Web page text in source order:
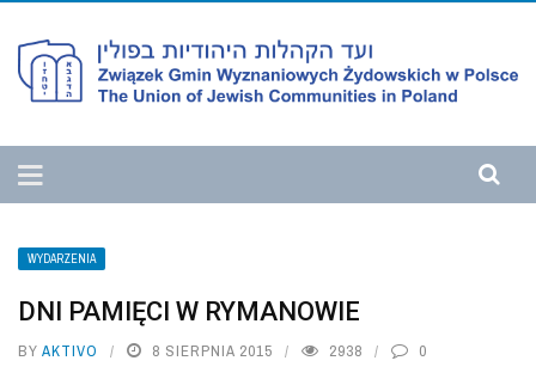
WYDARZENIA
DNI PAMIĘCI W RYMANOWIE
BY AKTIVO 8 SIERPNIA 2015 2938 0